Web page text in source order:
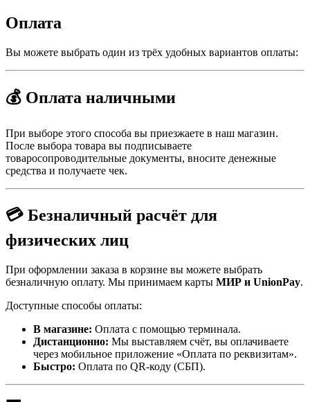
Оплата
Вы можете выбрать один из трёх удобных вариантов оплаты:
💰 Оплата наличными
При выборе этого способа вы приезжаете в наш магазин.
После выбора товара вы подписываете
товаросопроводительные документы, вносите денежные
средства и получаете чек.
💳 Безналичный расчёт для
физических лиц
При оформлении заказа в корзине вы можете выбрать
безналичную оплату. Мы принимаем карты МИР и UnionPay.
Доступные способы оплаты:
В магазине: Оплата с помощью терминала.
Дистанционно: Мы выставляем счёт, вы оплачиваете
через мобильное приложение «Оплата по реквизитам».
Быстро: Оплата по QR-коду (СБП).